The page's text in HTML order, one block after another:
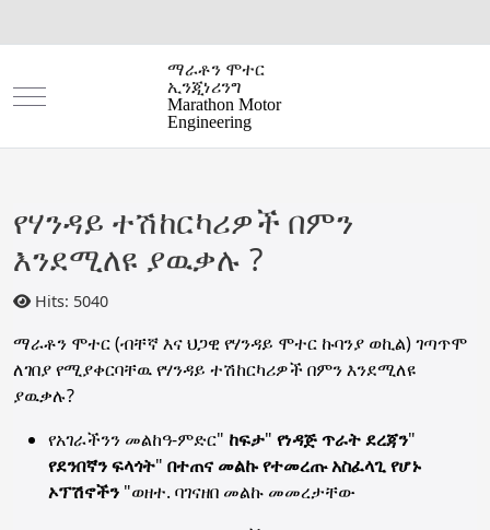
Mobile Menu Toggle
ማራቶን ሞተር
ኢንጂነሪንግ
Marathon Motor
Engineering
የሃንዳይ ተሽከርካሪዎች በምን
እንደሚለዩ ያዉቃሉ ?
Hits: 5040
ማራቶን ሞተር (ብቸኛ እና ህጋዊ የሃንዳይ ሞተር ኩባንያ ወኪል) ገጣጥሞ
ለገበያ የሚያቀርባቸዉ የሃንዳይ ተሽከርካሪዎች በምን እንደሚለዩ
ያዉቃሉ?
የአገራችንን መልከዓ-ምድር" ከፍታ" የነዳጅ ጥራት ደረጃን"
የደንበኛን ፍላጎት" በተጠና መልኩ የተመረጡ አስፈላጊ የሆኑ
ኦፕሽኖችን "ወዘተ. ባገናዘበ መልኩ መመረታቸው